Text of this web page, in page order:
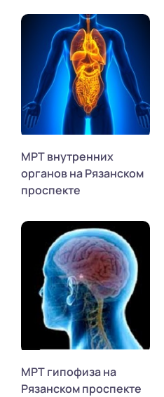
МРТ внутренних
органов на Рязанском
проспекте
МРТ гипофиза на
Рязанском проспекте